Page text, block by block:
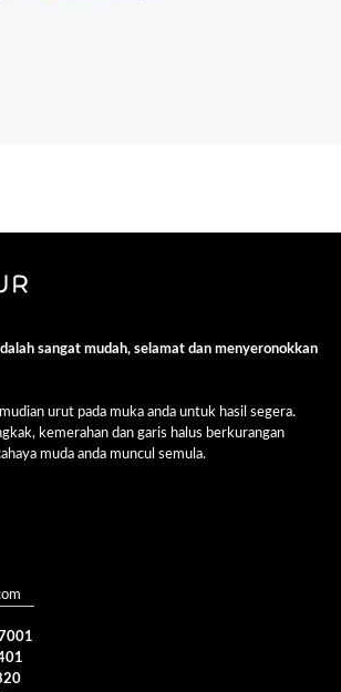
sangat mudah, selamat dan menyeronokkan
urut pada muka anda untuk hasil segera.
kemerahan dan garis halus berkurangan
muda anda muncul semula.